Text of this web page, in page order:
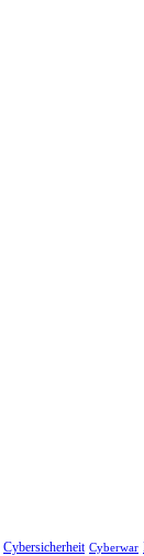
Cybersicherheit Cyberwar